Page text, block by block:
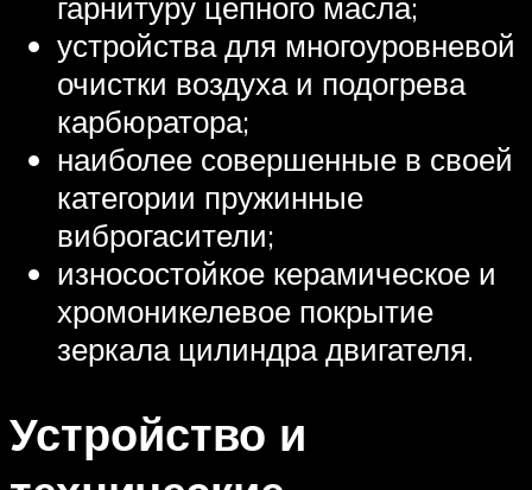
устройства для многоуровневой
очистки воздуха и подогрева
карбюратора;
наиболее совершенные в своей
категории пружинные
виброгасители;
износостойкое керамическое и
хромоникелевое покрытие
зеркала цилиндра двигателя.
Устройство и